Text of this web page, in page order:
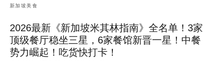
新加坡美食
2026最新《新加坡米其林指南》全名单！3家
顶级餐厅稳坐三星，6家餐馆新晋一星！中餐
势力崛起！吃货快打卡！